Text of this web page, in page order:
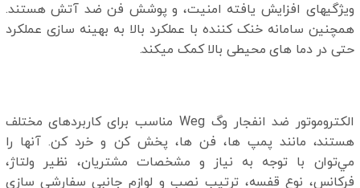
ویژگیهای افزایش یافته امنیت، و پوشش فن ضد آتش هستند.
همچنین سامانه خنک کننده با عملکرد بالا به بهینه سازی عملکرد
حتی در دما‌ های محیطی بالا کمک میکند.
الکتروموتور ضد انفجار وگ Weg مناسب برای کاربردهای مختلف
هستند، مانند پمپ‌ ها، فن ها، پخش کن و خرد کن. آنها را
مي‌توان با توجه به نياز و مشخصات مشتریان، نظیر ولتاژ،
فرکانس، نوع قفسه، ترتیب نصب و لوازم جانبی سفارشی سازی